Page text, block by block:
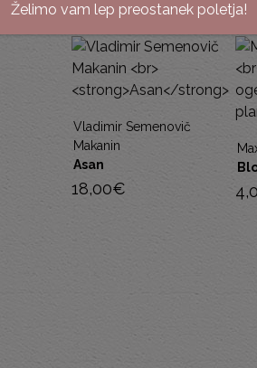
Vladimir Semenovič
Makanin
Asan
18,00€
Želimo vam lep preostanek poletja!